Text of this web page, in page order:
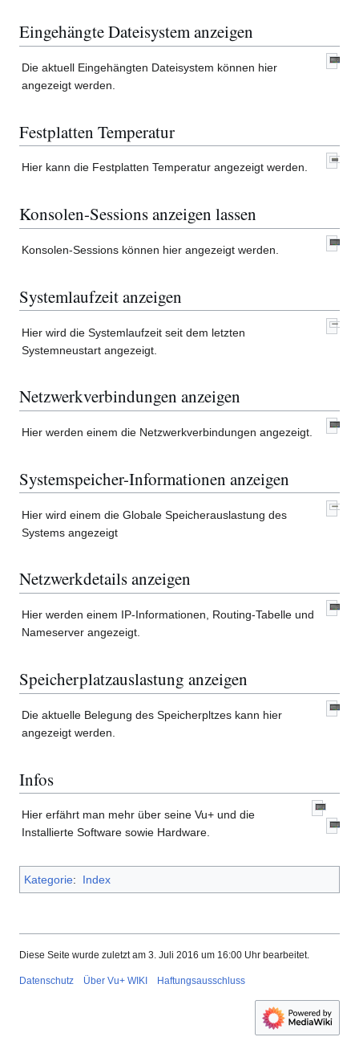
Eingehängte Dateisystem anzeigen
Die aktuell Eingehängten Dateisystem können hier
angezeigt werden.
Festplatten Temperatur
Hier kann die Festplatten Temperatur angezeigt werden.
Konsolen-Sessions anzeigen lassen
Konsolen-Sessions können hier angezeigt werden.
Systemlaufzeit anzeigen
Hier wird die Systemlaufzeit seit dem letzten
Systemneustart angezeigt.
Netzwerkverbindungen anzeigen
Hier werden einem die Netzwerkverbindungen angezeigt.
Systemspeicher-Informationen anzeigen
Hier wird einem die Globale Speicherauslastung des
Systems angezeigt
Netzwerkdetails anzeigen
Hier werden einem IP-Informationen, Routing-Tabelle und
Nameserver angezeigt.
Speicherplatzauslastung anzeigen
Die aktuelle Belegung des Speicherpltzes kann hier
angezeigt werden.
Infos
Hier erfährt man mehr über seine Vu+ und die
Installierte Software sowie Hardware.
Kategorie: Index
Diese Seite wurde zuletzt am 3. Juli 2016 um 16:00 Uhr bearbeitet.
Datenschutz Über Vu+ WIKI Haftungsausschluss